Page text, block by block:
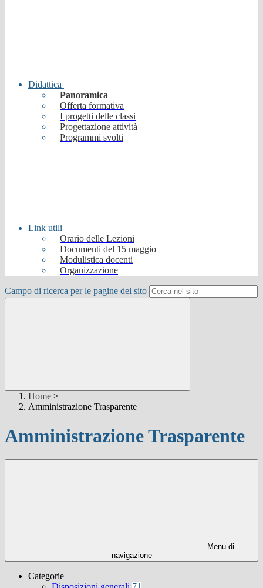
Didattica
Panoramica
Offerta formativa
I progetti delle classi
Progettazione attività
Programmi svolti
Link utili
Orario delle Lezioni
Documenti del 15 maggio
Modulistica docenti
Organizzazione
Campo di ricerca per le pagine del sito
Home >
Amministrazione Trasparente
Amministrazione Trasparente
Menu di
navigazione
Categorie